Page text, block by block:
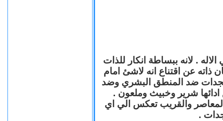
. لانه ببساطة انكار للذات
ذاته عن اقتناع انه لاشئ امام
ضد المنطق البشري وضد
ادائها شرير وخبيث وملعون .
المعاصر والقريب تعكس الي اي
.